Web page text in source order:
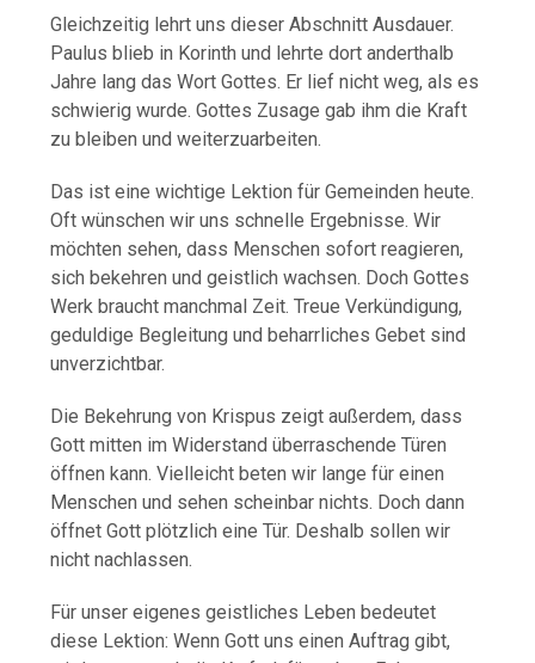
Gleichzeitig lehrt uns dieser Abschnitt Ausdauer.
Paulus blieb in Korinth und lehrte dort anderthalb
Jahre lang das Wort Gottes. Er lief nicht weg, als es
schwierig wurde. Gottes Zusage gab ihm die Kraft
zu bleiben und weiterzuarbeiten.
Das ist eine wichtige Lektion für Gemeinden heute.
Oft wünschen wir uns schnelle Ergebnisse. Wir
möchten sehen, dass Menschen sofort reagieren,
sich bekehren und geistlich wachsen. Doch Gottes
Werk braucht manchmal Zeit. Treue Verkündigung,
geduldige Begleitung und beharrliches Gebet sind
unverzichtbar.
Die Bekehrung von Krispus zeigt außerdem, dass
Gott mitten im Widerstand überraschende Türen
öffnen kann. Vielleicht beten wir lange für einen
Menschen und sehen scheinbar nichts. Doch dann
öffnet Gott plötzlich eine Tür. Deshalb sollen wir
nicht nachlassen.
Für unser eigenes geistliches Leben bedeutet
diese Lektion: Wenn Gott uns einen Auftrag gibt,